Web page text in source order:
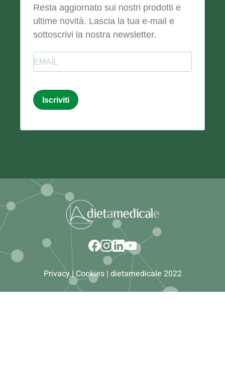
Resta aggiornato sui nostri prodotti e
ultime novità. Lascia la tua e-mail e
sottoscrivi la nostra newsletter.
Email
Iscriviti
Privacy|Cookies| dietamedicale 2022